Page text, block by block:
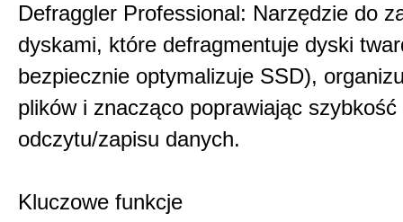
Defraggler Professional: Narzędzie do
dyskami, które defragmentuje dyski
bezpiecznie optymalizuje SSD),
plików i znacząco poprawiając szybkość
odczytu/zapisu danych.
Kluczowe funkcje